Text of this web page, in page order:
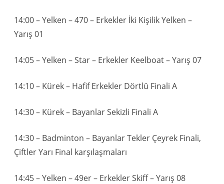
14:00 – Yelken – 470 – Erkekler İki Kişilik Yelken –
Yarış 01
14:05 – Yelken – Star – Erkekler Keelboat – Yarış 07
14:10 – Kürek – Hafif Erkekler Dörtlü Finali A
14:30 – Kürek – Bayanlar Sekizli Finali A
14:30 – Badminton – Bayanlar Tekler Çeyrek Finali,
Çiftler Yarı Final karşılaşmaları
14:45 – Yelken – 49er – Erkekler Skiff – Yarış 08